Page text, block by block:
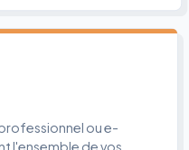
ou e-
l'ensemble de vos